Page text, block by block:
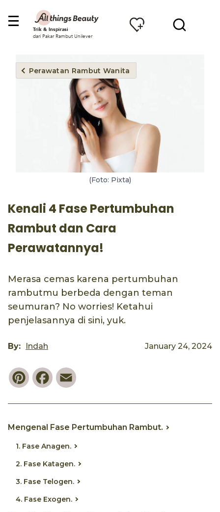
Trik & Inspirasi
dari Pakar Rambut Unilever
Perawatan Rambut Wanita
(Foto: Pixta)
Kenali 4 Fase Pertumbuhan
Rambut dan Cara
Perawatannya!
Merasa cemas karena pertumbuhan
rambutmu berbeda dengan teman
seumuran? No worries! Ketahui
penjelasannya di sini, yuk.
By: Indah January 24, 2024
PinterestFacebook
Mengenal Fase Pertumbuhan Rambut.
1. Fase Anagen.
2. Fase Katagen.
3. Fase Telogen.
4. Fase Exogen.